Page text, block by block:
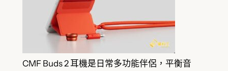
CMF Buds 2 耳機是日常多功能伴侶，平衡音